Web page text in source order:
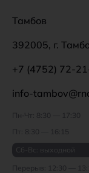
Тамбов
392005, г.
+7 (4752) 72-
info-
Пн-Чт: 8:30 — 17:30
Пт: 8:30 — 16:15
Сб-Вс: выходной
Перерыв: 12:30 —